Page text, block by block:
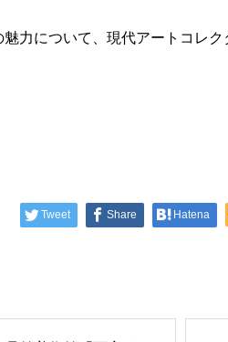
魅力について、現代アートコレ
Tweet Share Hatena